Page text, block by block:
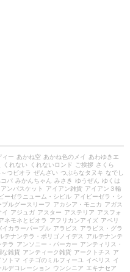
ィー あかね空 あかね色のメイ
あわゆきエ
くれない くれないロンド ご挨拶 さくら
つビオラ ぜんざい つぶらなタヌキ なでし
パ みかんちゃん みさき ゆうぜん
ゆくは
ンバスケット アイアン雑貨 アイアン３輪
ーゼラニューム・シビル アイビーゼラ・シ
プルグースリーフ アカシア・モニカ アガス
イ アジュガ アスター アステリア アスフォ
ネモネとビオラ アフリカンアイズ アベリ
イカラーパープル アラビス
アラビス・グラ
テナンテラ・ポリゴノイデス
アルテナンテ
テラ アンソニー・パーカー アンティリス・
な雑貨 アンティーク雑貨 アークトチス
ア
ソトマ イチゴのミルフィーユ イベリス
イ
ルデコレーション ウンシニア エキナセア